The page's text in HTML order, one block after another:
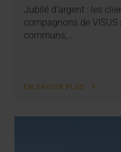
Jubilé d’argent : les
compagnons de
communs,…
EN SAVOIR PLUS